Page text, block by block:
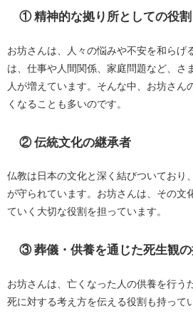
① 精神的な拠り所としての役割
お坊さんは、人々の悩みや不安を和らげ
は、仕事や人間関係、家庭問題など、さ
人が増えています。そんな中、お坊さん
くなることも多いのです。
② 伝統文化の継承者
仏教は日本の文化と深く結びついており
が守られています。お坊さんは、その文
ていく大切な役割を担っています。
③ 葬儀・供養を通じた死生観
お坊さんは、亡くなった人の供養を行う
死に対する考え方を伝える役割も持って